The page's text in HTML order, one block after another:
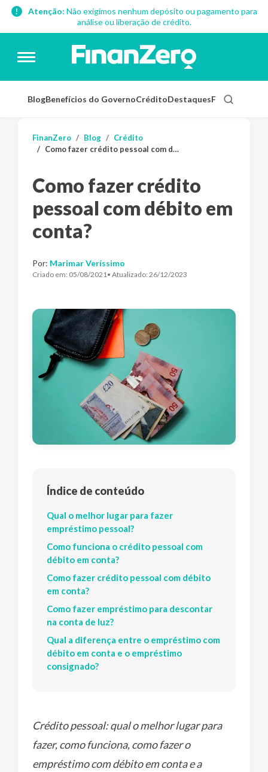
Atenção: Não exigimos nenhum depósito ou pagamento para
análise ou liberação de crédito.
BlogBenefícios do GovernoCréditoDestaquesFinanças
FinanZero Blog
Crédito
Como fazer crédito pessoal com débito em conta?
Como fazer crédito
pessoal com débito em
conta?
Por: Marimar Veríssimo
Criado em: 05/08/2021• Atualizado: 26/12/2023
Índice de conteúdo
Qual o melhor lugar para fazer
empréstimo pessoal?
Como funciona o crédito pessoal com
débito em conta?
Como fazer crédito pessoal com débito
em conta?
Como fazer empréstimo para descontar
na conta de luz?
Qual a diferença entre o empréstimo com
débito em conta e o empréstimo
consignado?
Crédito pessoal: qual o melhor lugar para
fazer, como funciona, como fazer o
empréstimo com débito em conta e a